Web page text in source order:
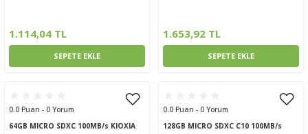
1.114,04 TL
SEPETE EKLE
1.653,92 TL
SEPETE EKLE
0.0 Puan - 0 Yorum
64GB MICRO SDXC 100MB/s KIOXIA
0.0 Puan - 0 Yorum
128GB MICRO SDXC C10 100MB/s